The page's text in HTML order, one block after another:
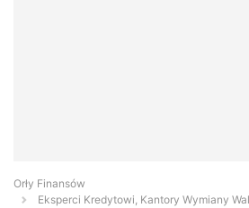
Orły Finansów
Eksperci Kredytowi, Kantory Wymiany